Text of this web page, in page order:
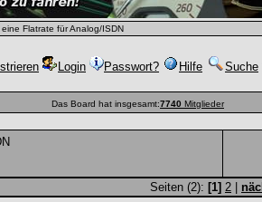
eine Flatrate für Analog/ISDN
Login Passwort? Hilfe Suche
Das Board hat insgesamt:7740 Mitglieder
Seiten (2): [1] 2